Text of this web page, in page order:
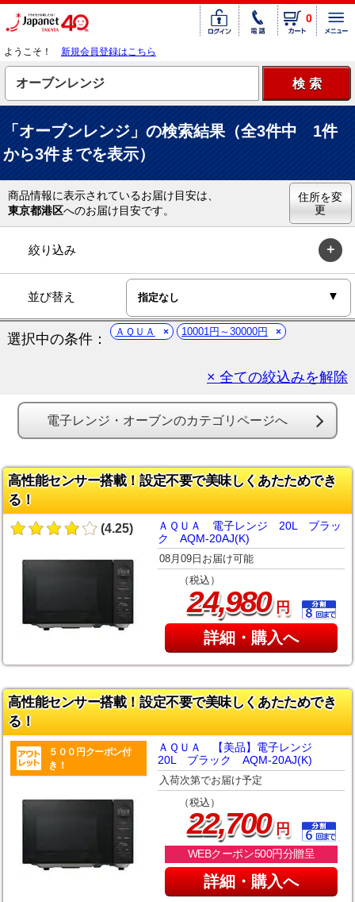
0
ようこそ！ 新規会員登録はこちら
「オーブンレンジ」の検索結果（全3件中 1件
から3件までを表示）
商品情報に表示されているお届け目安は、
東京都港区へのお届け目安です。
住所を変
更
絞り込み
並び替え
選択中の条件： ＡＱＵＡ 10001円～30000円
× 全ての絞込みを解除
電子レンジ・オーブンのカテゴリページへ
高性能センサー搭載！設定不要で美味しくあたためでき
る！
(4.25)
ＡＱＵＡ 電子レンジ 20L ブラッ
ク AQM-20AJ(K)
08月09日お届け可能
（税込）
24,980円
詳細・購入へ
高性能センサー搭載！設定不要で美味しくあたためでき
る！
５００円クーポン付
き！
ＡＱＵＡ 【美品】電子レンジ
20L ブラック AQM-20AJ(K)
入荷次第でお届け予定
（税込）
22,700円
WEBクーポン500円分贈呈
詳細・購入へ